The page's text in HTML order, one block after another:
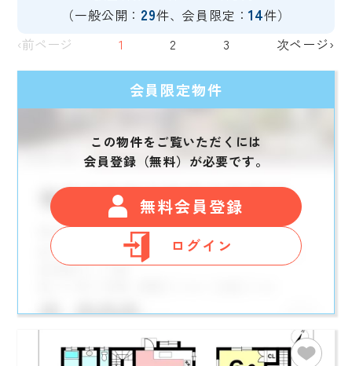
（一般公開： 29件、会員限定：14件）
‹前ページ
1 2 3 次ページ›
会員限定物件
この物件をご覧いただくには
会員登録（無料）が必要です。
無料会員登録
ログイン